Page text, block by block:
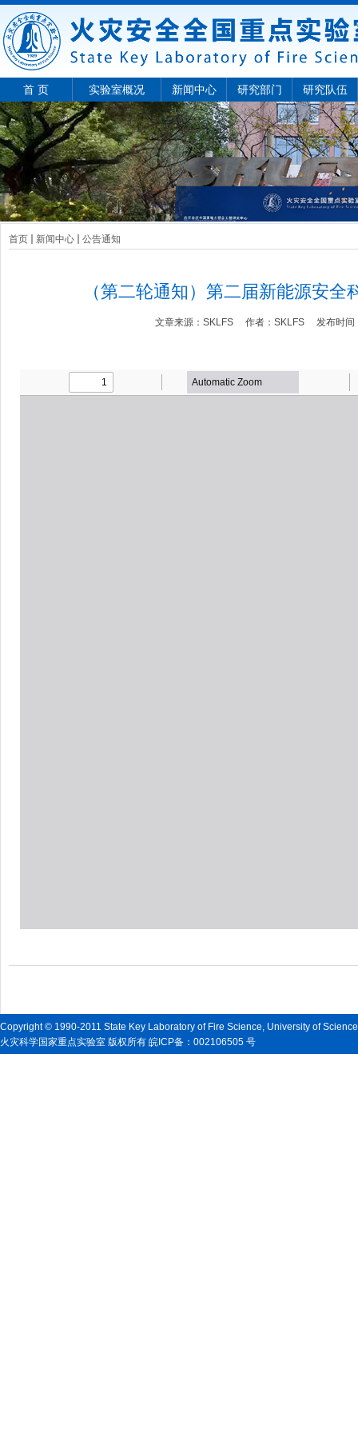
首 页 实验室概况 新闻中心 研究部门 研究队伍
首页 新闻中心 公告通知
（第二轮通知）第二届新能源安全
文章来源： SKLFS 作者： SKLFS 发布时间
Copyright © 1990-2011 State Key Laboratory of Fire Science, University of
火灾科学国家重点实验室 版权所有 皖ICP备：002106505 号